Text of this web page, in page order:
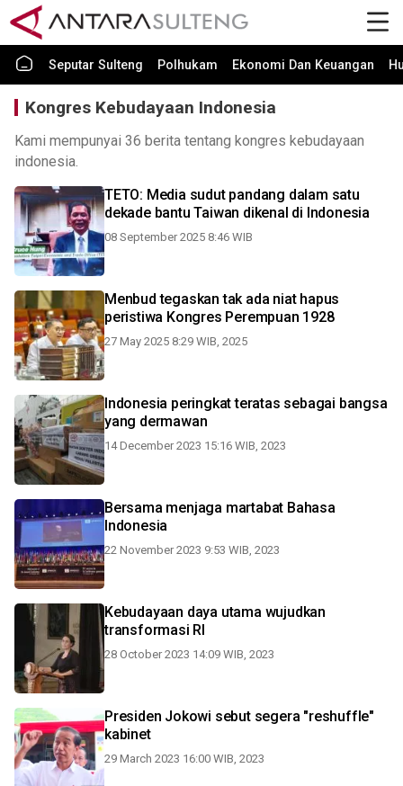
Seputar Sulteng Polhukam Ekonomi Dan Keuangan
Kongres Kebudayaan Indonesia
Kami mempunyai 36 berita tentang kongres kebudayaan
indonesia.
TETO: Media sudut pandang dalam satu
dekade bantu Taiwan dikenal di Indonesia
08 September 2025 8:46 WIB
Menbud tegaskan tak ada niat hapus
peristiwa Kongres Perempuan 1928
27 May 2025 8:29 WIB, 2025
Indonesia peringkat teratas sebagai bangsa
yang dermawan
14 December 2023 15:16 WIB, 2023
Bersama menjaga martabat Bahasa
Indonesia
22 November 2023 9:53 WIB, 2023
Kebudayaan daya utama wujudkan
transformasi RI
28 October 2023 14:09 WIB, 2023
Presiden Jokowi sebut segera "reshuffle"
kabinet
29 March 2023 16:00 WIB, 2023